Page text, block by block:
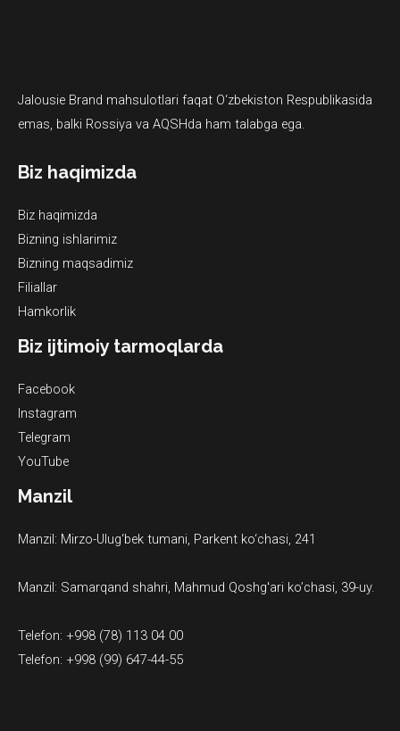
Jalousie Brand mahsulotlari faqat O‘zbekiston Respublikasida
emas, balki Rossiya va AQSHda ham talabga ega.
Biz haqimizda
Biz haqimizda
Bizning ishlarimiz
Bizning maqsadimiz
Filiallar
Hamkorlik
Biz ijtimoiy tarmoqlarda
Facebook
Instagram
Telegram
YouTube
Manzil
Manzil: Mirzo-Ulug‘bek tumani, Parkent ko‘chasi, 241
Manzil: Samarqand shahri, Mahmud Qoshgʻari ko’chasi, 39-uy.
Telefon: +998 (78) 113 04 00
Telefon: +998 (99) 647-44-55